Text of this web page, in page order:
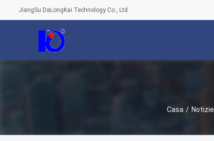
JiangSu DaLongKai Technology Co., Ltd
Casa / Notizie